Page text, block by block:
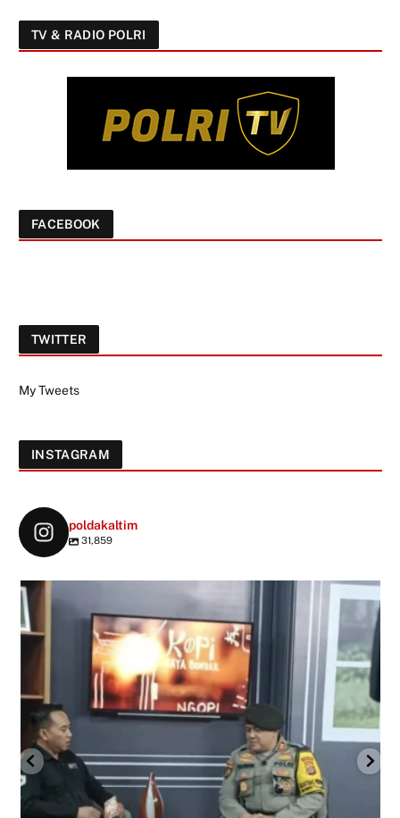
TV & RADIO POLRI
FACEBOOK
TWITTER
My Tweets
INSTAGRAM
poldakaltim
31,859